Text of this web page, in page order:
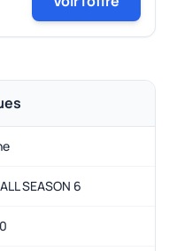
SEASON 6